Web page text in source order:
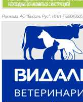
Реклама. АО "Видаль Рус", ИНН 7728043605